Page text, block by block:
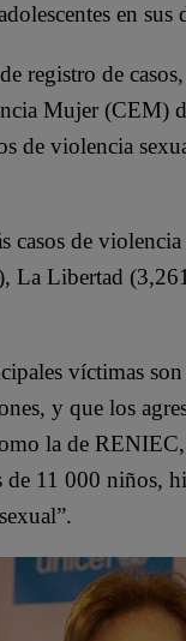
en sus
registro de
Mujer (CEM)
de violencia
casos de
La Libertad
víctimas
y que los
la de
11 000 niños,